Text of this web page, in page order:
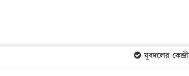
যুবদলের কেন্দ্রীয়